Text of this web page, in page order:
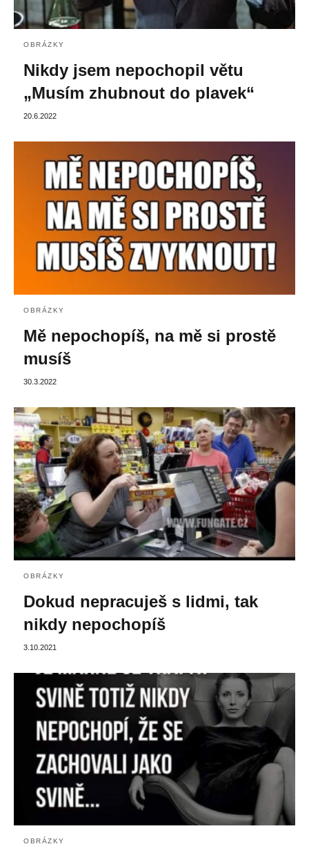
OBRÁZKY
Nikdy jsem nepochopil větu
„Musím zhubnout do plavek“
20.6.2022
OBRÁZKY
Mě nepochopíš, na mě si prostě
musíš
30.3.2022
OBRÁZKY
Dokud nepracuješ s lidmi, tak
nikdy nepochopíš
3.10.2021
OBRÁZKY